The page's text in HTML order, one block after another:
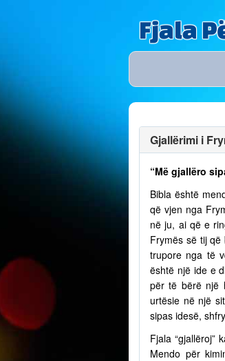
Fjala
Gjallërimi i
“Më gjallëro
Bibla është
që vjen nga
në ju, ai që e
Frymës së tij që
trupore nga të
është një ide e
për të bërë një
urtësie në një
sipas idesë,
Fjala “gjallëroj”
Mendo për